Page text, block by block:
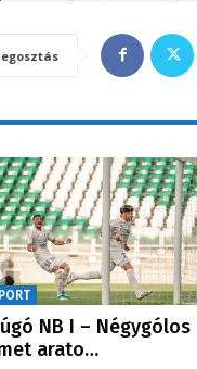
NB I – Négygólos
arato…